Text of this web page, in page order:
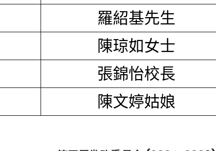
羅紹基先生
陳琼如女士
張錦怡校長
陳文婷姑娘